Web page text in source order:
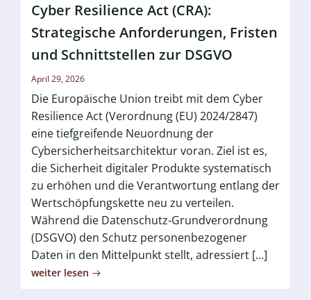
Cyber Resilience Act (CRA):
Strategische Anforderungen, Fristen
und Schnittstellen zur DSGVO
April 29, 2026
Die Europäische Union treibt mit dem Cyber
Resilience Act (Verordnung (EU) 2024/2847)
eine tiefgreifende Neuordnung der
Cybersicherheitsarchitektur voran. Ziel ist es,
die Sicherheit digitaler Produkte systematisch
zu erhöhen und die Verantwortung entlang der
Wertschöpfungskette neu zu verteilen.
Während die Datenschutz-Grundverordnung
(DSGVO) den Schutz personenbezogener
Daten in den Mittelpunkt stellt, adressiert […]
weiter lesen